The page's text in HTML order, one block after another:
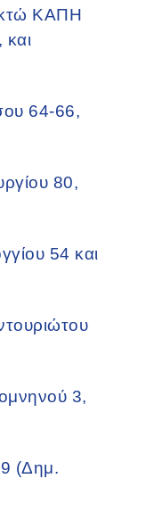
ΚΑΠΗ
64-66,
80,
54 και
3,
(Δημ.